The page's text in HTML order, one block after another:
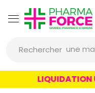
Rechercher
un